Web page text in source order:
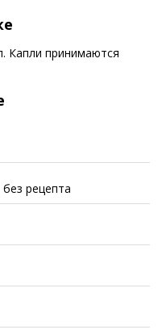
Капли принимаются
рецепта